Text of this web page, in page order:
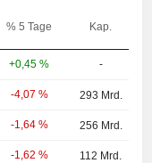
% 5 Tage Kap.
+0,45 % -
-4,07 % 293 Mrd.
-1,64 % 256 Mrd.
-1,62 % 112 Mrd.